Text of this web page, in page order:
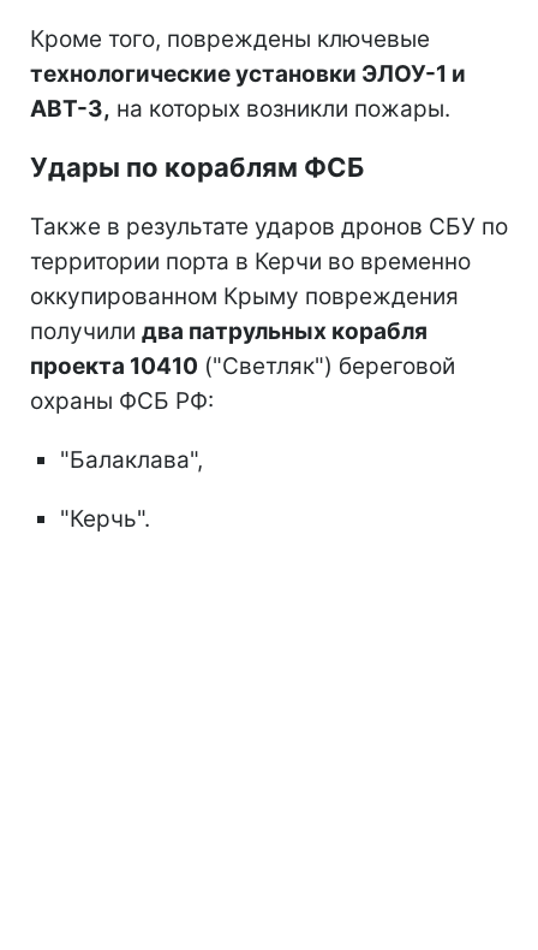
Кроме того, повреждены ключевые
технологические установки ЭЛОУ-1 и
АВТ-3, на которых возникли пожары.
Удары по кораблям ФСБ
Также в результате ударов дронов СБУ по
территории порта в Керчи во временно
оккупированном Крыму повреждения
получили два патрульных корабля
проекта 10410 ("Светляк") береговой
охраны ФСБ РФ:
"Балаклава",
"Керчь".